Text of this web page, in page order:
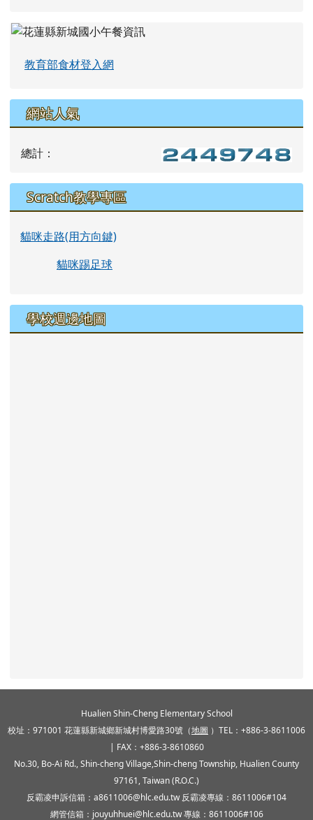
教育部食材登入網
網站人氣
總計：
Scratch教學專區
貓咪走路(用方向鍵)
貓咪踢足球
學校週邊地圖
Hualien Shin-Cheng Elementary School
校址：971001 花蓮縣新城鄉新城村博愛路30號（地圖 ）TEL：+886-3-8611006
| FAX：+886-3-8610860
No.30, Bo-Ai Rd., Shin-cheng Village,Shin-cheng Township, Hualien County
97161, Taiwan (R.O.C.)
反霸凌申訴信箱：a8611006@hlc.edu.tw 反霸凌專線：8611006#104
網管信箱：jouyuhhuei@hlc.edu.tw 專線：8611006#106